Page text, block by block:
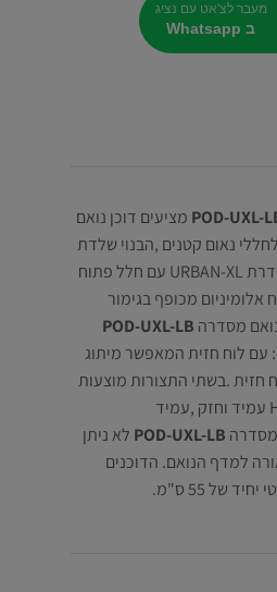
מעבר לצ'אט עם נציג
ב Whatsapp
POD-UXL- מציעים דוכן נואם
נאום קטנים ,הבנוי שלדת
פרופילי אלומיניום מסדרת URBAN-XL עם חלל פתוח
אלומיניום מכופף בגימור
מסדרה POD-UXL-LB
עם לוח חזית המאפשר מיתוג
חזית .בשתי התצורות מוצעות
עם בסיס עשוי לוח HPL עמיד וחזק ,עמיד
מסדרה POD-UXL-LB לא ניתן
למדף הנואם. הדוכנים
של 55 ס"מ.